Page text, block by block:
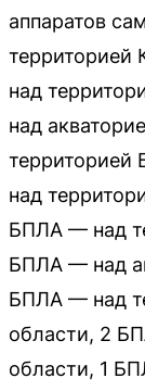
аппаратов
территорией
над
над
территорией
над
БПЛА — над
БПЛА — над
БПЛА — над
области, 2
области, 1